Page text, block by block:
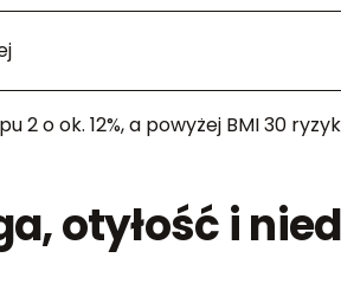
o ok. 12%, a powyżej BMI 30
otyłość i